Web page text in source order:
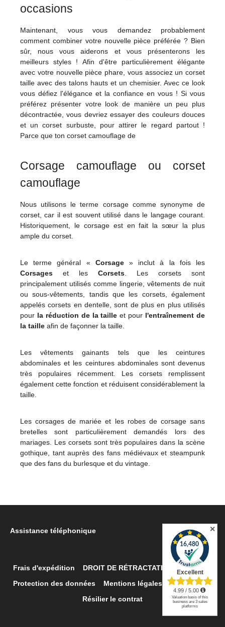
occasions
Maintenant, vous vous demandez probablement
comment combiner votre nouvelle pièce préférée ? Bien
sûr, nous vous aiderons et vous présenterons les
meilleurs styles ! Afin d'être particulièrement élégante
avec votre nouvelle pièce phare, vous associez un corset
taille avec des talons hauts et un chemisier. Avec ce look
vous défiez l'élégance et la confiance en vous ! Si vous
préférez présenter votre look de manière un peu plus
décontractée, vous devriez essayer des couleurs douces
et un corset surbuste, pour attirer le regard partout !
Parce que ton corset camouflage de
Corsage camouflage ou corset
camouflage
Nous utilisons le terme corsage comme synonyme de
corset, car il est souvent utilisé dans le langage courant.
Historiquement, le corsage est en fait la sœur la plus
ample du corset.
Le terme général « Corsage» inclut à la fois les
Corsages et les Corsets . Les corsets sont
principalement utilisés comme lingerie, vêtements de nuit
ou sous-vêtements, tandis que les corsets, également
appelés corsets en dentelle, sont de plus en plus utilisés
pour la réduction de la taille et pour l'entraînement de
la taille afin de façonner la taille.
Les vêtements gainants tels que les ceintures
abdominales et les ceintures abdominales sont devenus
très populaires récemment. Les corsets remplissent
également cette fonction et réduisent considérablement la
taille.
Les corsages de mariée et les robes de corsage sans
bretelles sont particulièrement demandés lors des
mariages. Les corsets sont très populaires dans la scène
gothique, tant auprès des fans médiévaux et steampunk
que des fans du burlesque et du vintage.
Assistance téléphonique
Frais d'expédition DROIT DE RÉTRACTATION
Retour
Protection des données
Mentions légales
Contacter
Résilier le contrat
✕